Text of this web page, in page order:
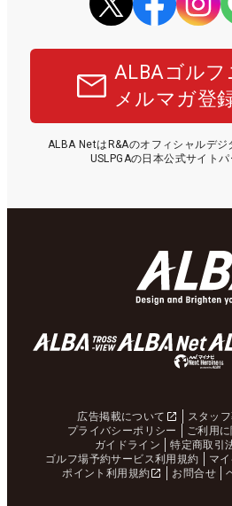
ALBAゴルフ
メルマガ登
ALBA NetはR&Aのオフィシャルデ
USLPGAの日本公式サイトパ
広告掲載について スタッ
プライバシーポリシー
ご利用
ガイドライン
特定商取引
ゴルフ場予約サービス利用規約
マ
ポイント利用規約
お問合せ